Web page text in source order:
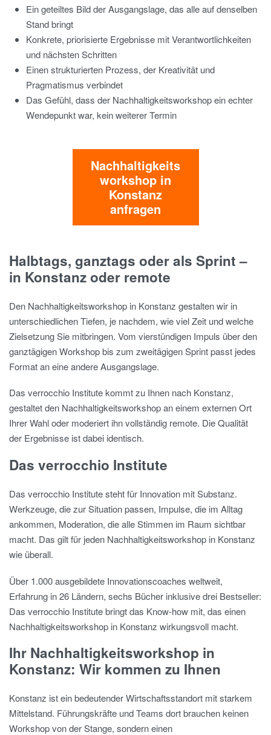
Ein geteiltes Bild der Ausgangslage, das alle auf denselben
Stand bringt
Konkrete, priorisierte Ergebnisse mit Verantwortlichkeiten
und nächsten Schritten
Einen strukturierten Prozess, der Kreativität und
Pragmatismus verbindet
Das Gefühl, dass der Nachhaltigkeitsworkshop ein echter
Wendepunkt war, kein weiterer Termin
Nachhaltigkeits
workshop in
Konstanz
anfragen
Halbtags, ganztags oder als Sprint –
in Konstanz oder remote
Den Nachhaltigkeitsworkshop in Konstanz gestalten wir in
unterschiedlichen Tiefen, je nachdem, wie viel Zeit und welche
Zielsetzung Sie mitbringen. Vom vierstündigen Impuls über den
ganztägigen Workshop bis zum zweitägigen Sprint passt jedes
Format an eine andere Ausgangslage.
Das verrocchio Institute kommt zu Ihnen nach Konstanz,
gestaltet den Nachhaltigkeitsworkshop an einem externen Ort
Ihrer Wahl oder moderiert ihn vollständig remote. Die Qualität
der Ergebnisse ist dabei identisch.
Das verrocchio Institute
Das verrocchio Institute steht für Innovation mit Substanz.
Werkzeuge, die zur Situation passen, Impulse, die im Alltag
ankommen, Moderation, die alle Stimmen im Raum sichtbar
macht. Das gilt für jeden Nachhaltigkeitsworkshop in Konstanz
wie überall.
Über 1.000 ausgebildete Innovationscoaches weltweit,
Erfahrung in 26 Ländern, sechs Bücher inklusive drei Bestseller:
Das verrocchio Institute bringt das Know-how mit, das einen
Nachhaltigkeitsworkshop in Konstanz wirkungsvoll macht.
Ihr Nachhaltigkeitsworkshop in
Konstanz: Wir kommen zu Ihnen
Konstanz ist ein bedeutender Wirtschaftsstandort mit starkem
Mittelstand. Führungskräfte und Teams dort brauchen keinen
Workshop von der Stange, sondern einen